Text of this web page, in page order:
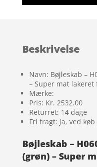
Beskrivelse
Navn: Bøjleskab –
– Super mat lakeret
Mærke:
Pris: Kr. 2532.00
Returret: 14 dage
Fri fragt: Ja, ved
Bøjleskab –
(grøn) – Super